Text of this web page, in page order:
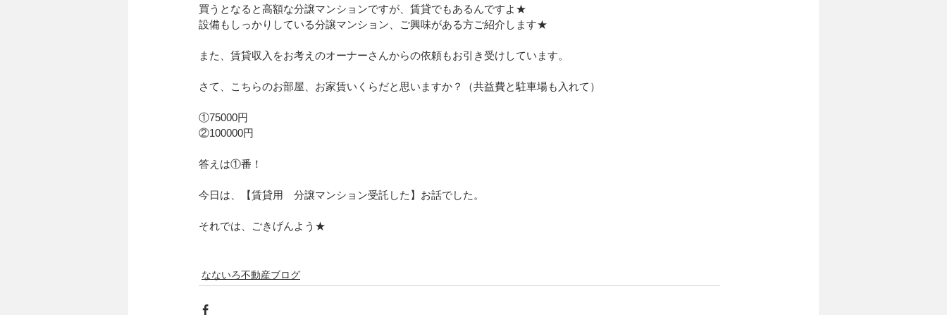
買うとなると高額な分譲マンションですが、賃貸でもあるんですよ★
設備もしっかりしている分譲マンション、ご興味がある方ご紹介します★
また、賃貸収入をお考えのオーナーさんからの依頼もお引き受けしています。
さて、こちらのお部屋、お家賃いくらだと思いますか？（共益費と駐車場も入れて）
①75000円
②100000円
答えは①番！
今日は、【賃貸用　分譲マンション受託した】お話でした。
それでは、ごきげんよう★
なないろ不動産ブログ